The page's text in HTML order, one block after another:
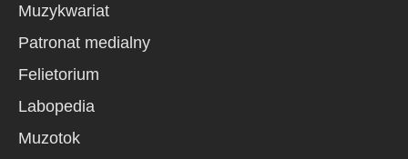
Muzykwariat
Patronat medialny
Felietorium
Labopedia
Muzotok